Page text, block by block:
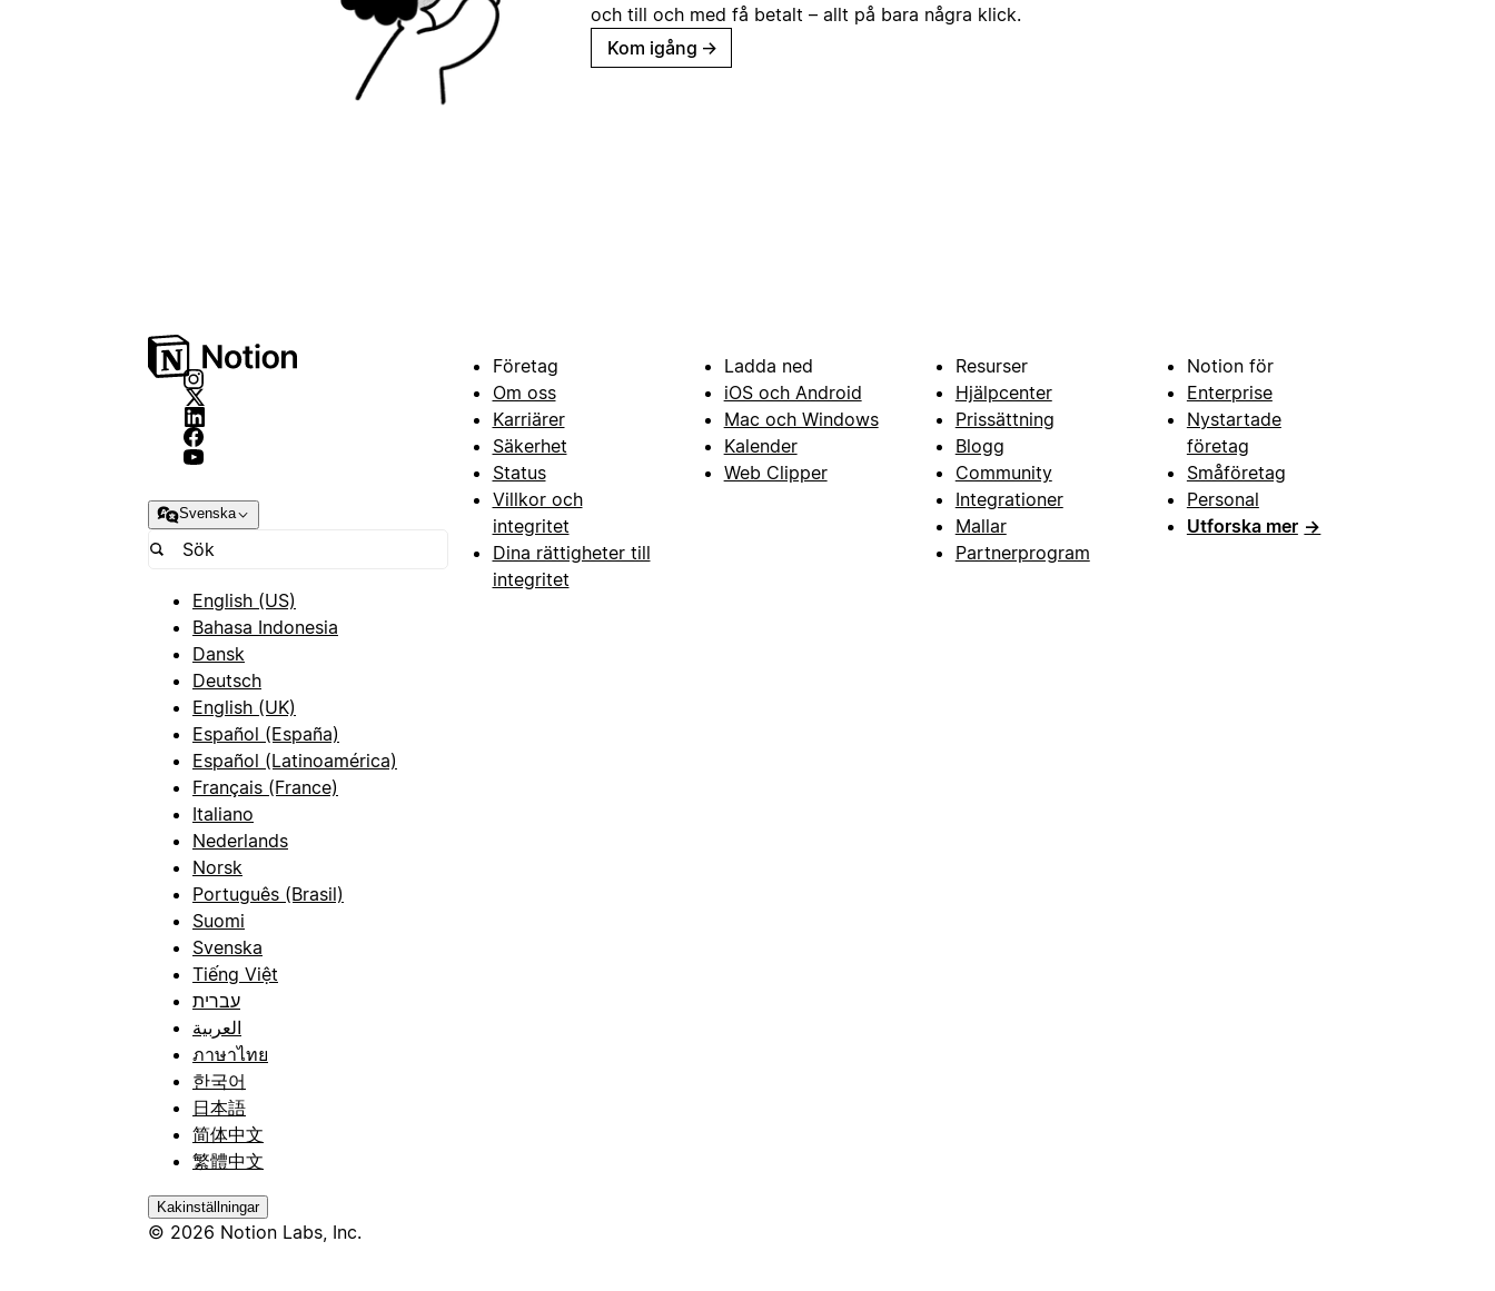
och till och med få betalt – allt på bara några klick.
Kom igång →
Svenska
English (US)
Bahasa Indonesia
Dansk
Deutsch
English (UK)
Español (España)
Español (Latinoamérica)
Français (France)
Italiano
Nederlands
Norsk
Português (Brasil)
Suomi
Svenska
Tiếng Việt
עברית
العربية
ภาษาไทย
한국어
日本語
简体中文
繁體中文
Kakinställningar
© 2026 Notion Labs, Inc.
Företag
Om oss
Karriärer
Säkerhet
Status
Villkor och
integritet
Dina rättigheter till
integritet
Ladda ned
iOS och Android
Mac och Windows
Kalender
Web Clipper
Resurser
Hjälpcenter
Prissättning
Blogg
Community
Integrationer
Mallar
Partnerprogram
Notion för
Enterprise
Nystartade
företag
Småföretag
Personal
Utforska mer →